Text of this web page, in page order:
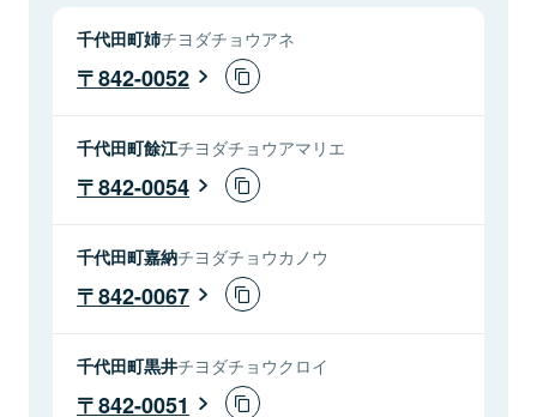
千代田町姉チヨダチョウアネ
842-0052
千代田町餘江チヨダチョウアマリエ
842-0054
千代田町嘉納チヨダチョウカノウ
842-0067
千代田町黒井チヨダチョウクロイ
842-0051